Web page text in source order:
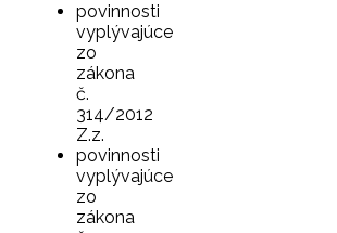
povinnosti
vyplývajúce
zo
zákona
č.
314/2012
Z.z.
povinnosti
vyplývajúce
zo
zákona